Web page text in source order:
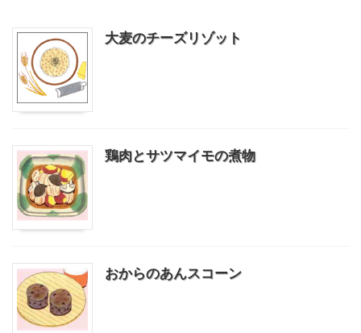
大麦のチーズリゾット
鶏肉とサツマイモの煮物
おからのあんスコーン